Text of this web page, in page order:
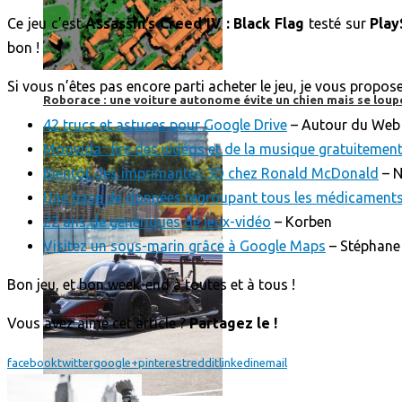
Roborace : une voiture autonome évite un chien mais se
Ce jeu c’estAssassin’s Creed IV : Black Flag testé sur
bon !
Si vous n’êtes pas encore parti acheter le jeu, je vous
42 trucs et astuces pour Google Drive – Autour du Web
Moovida : lire des vidéos et de la musique gratuitement
Bientôt des imprimantes 3D chez Ronald McDonald –
Une base de données regroupant tous les
22 ans de génériques de jeux-vidéo – Korben
Visitez un sous-marin grâce à Google Maps –
Bon jeu, et bon week-end à toutes et à tous !
Vous avez aimé cet article ?Partagez le !
facebooktwittergoogle+pinterestredditlinkedinemail